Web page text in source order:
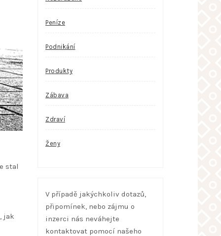
stal
jak
Peníze
Podnikání
Produkty
Zábava
Zdraví
Ženy
V případě jakýchkoliv dotazů,
připomínek, nebo zájmu o
inzerci nás neváhejte
kontaktovat pomocí našeho